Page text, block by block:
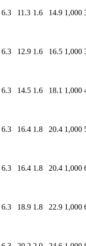
6.3 11.3 1.6 14.9 1,000
6.3 12.9 1.6 16.5 1,000
6.3 14.5 1.6 18.1 1,000
6.3 16.4 1.8 20.4 1,000
6.3 16.4 1.8 20.4 1,000
6.3 18.9 1.8 22.9 1,000